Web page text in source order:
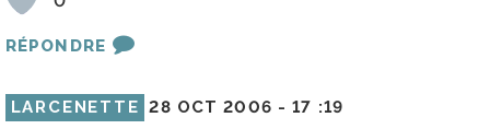
RÉPONDRE
LARCENETTE 28 OCT 2006 -17 :19